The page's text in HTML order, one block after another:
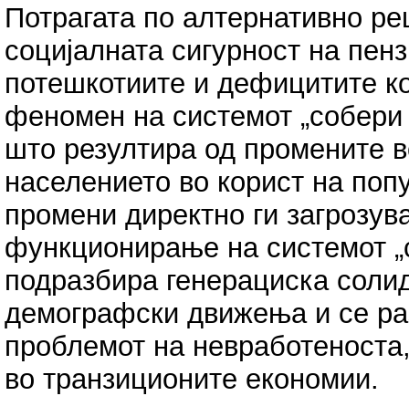
Потрагата по алтернативно
социјалната сигурност на
потешкотиите и дефицитите
феномен на системот
што резултира од промените
населението во корист на
промени директно ги
функционирање на системот
подразбира генерациска
демографски движења и се
проблемот на
во транзиционите економии.